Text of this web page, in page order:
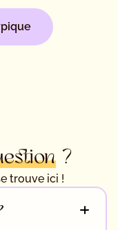
?
trouve ici !